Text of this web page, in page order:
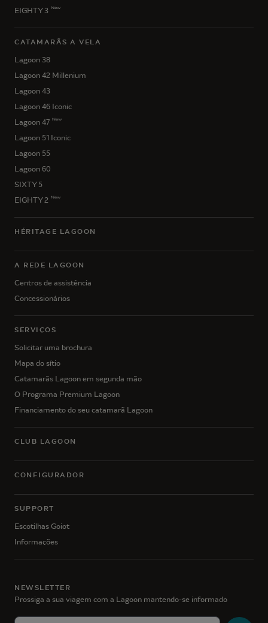
EIGHTY 3 New
CATAMARÃS A VELA
Lagoon 38
Lagoon 42 Millenium
Lagoon 43
Lagoon 46 Iconic
Lagoon 47 New
Lagoon 51 Iconic
Lagoon 55
Lagoon 60
SIXTY 5
EIGHTY 2 New
HÉRITAGE LAGOON
A REDE LAGOON
Centros de assistência
Concessionários
SERVIÇOS
Solicitar uma brochura
Mapa do sítio
Catamarãs Lagoon em segunda mão
O Programa Premium Lagoon
Financiamento do seu catamarã Lagoon
CLUB LAGOON
CONFIGURADOR
SUPPORT
Escotilhas Goiot
Informações
NEWSLETTER
Prossiga a sua viagem com a Lagoon mantendo-se informado